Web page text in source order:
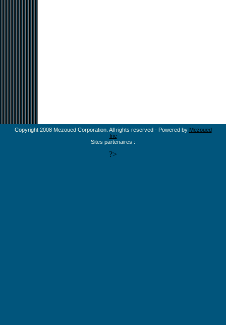
Copyright 2008 Mezoued Corporation. All rights reserved - Powered by Mezoued
Inc
Sites partenaires :
?>